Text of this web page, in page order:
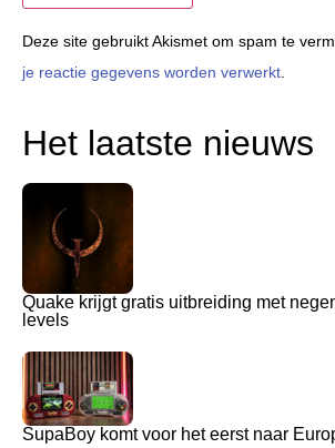
Deze site gebruikt Akismet om spam te
je reactie gegevens worden verwerkt
Het laatste nieuws
Quake krijgt gratis uitbreiding met
levels
SupaBoy komt voor het eerst naar